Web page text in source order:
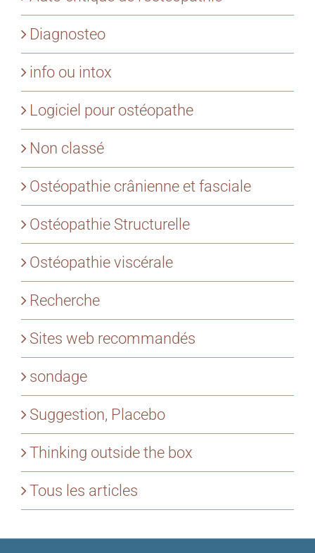
Diagnosteo
info ou intox
Logiciel pour ostéopathe
Non classé
Ostéopathie crânienne et fasciale
Ostéopathie Structurelle
Ostéopathie viscérale
Recherche
Sites web recommandés
sondage
Suggestion, Placebo
Thinking outside the box
Tous les articles